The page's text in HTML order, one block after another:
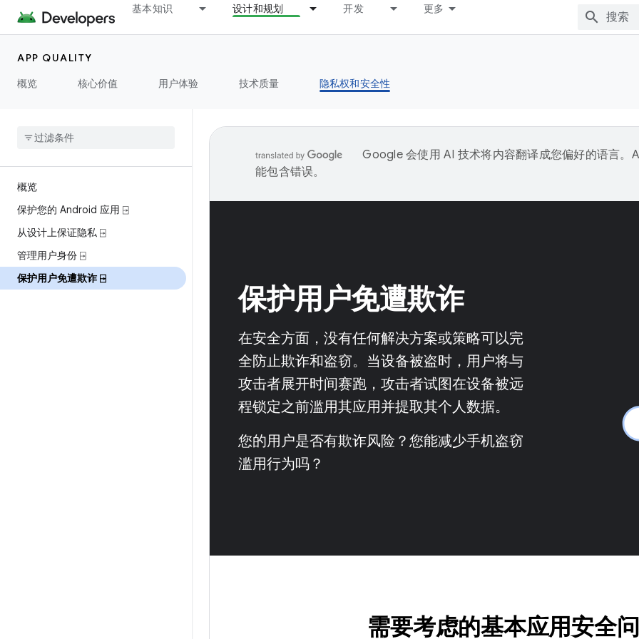
基本知识 设计和规划 开发 更多
APP QUALITY
概览
核心价值 用户体验 技术质量 隐私权和安全性
概览
保护您的 Android 应用 ⍈
从设计上保证隐私 ⍈
管理用户身份 ⍈
保护用户免遭欺诈 ⍈
Google 会使用 AI 技术将内容翻译成您偏好的语言。
能包含错误。
保护用户免遭欺诈
在安全方面，没有任何解决方案或策略可以完
全防止欺诈和盗窃。当设备被盗时，用户将与
攻击者展开时间赛跑，攻击者试图在设备被远
程锁定之前滥用其应用并提取其个人数据。
您的用户是否有欺诈风险？您能减少手机盗窃
滥用行为吗？
需要考虑的基本应用安全